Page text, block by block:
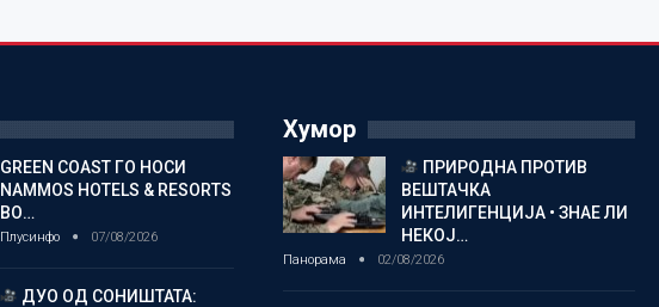
GREEN COAST ГО НОСИ
NAMMOS HOTELS & RESORTS
ВО…
Плусинфо 07/08/2026
ДУО ОД СОНИШТАТА:
Хумор
ПРИРОДНА ПРОТИВ
ВЕШТАЧКА
ИНТЕЛИГЕНЦИЈА • ЗНАЕ ЛИ
НЕКОЈ…
Панорама 02/08/2026